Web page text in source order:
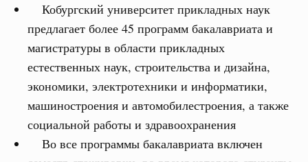
Кобургский университет прикладных наук
предлагает более 45 программ бакалавриата и
магистратуры в области прикладных
естественных наук, строительства и дизайна,
экономики, электротехники и информатики,
машиностроения и автомобилестроения, а также
социальной работы и здравоохранения
Во все программы бакалавриата включен